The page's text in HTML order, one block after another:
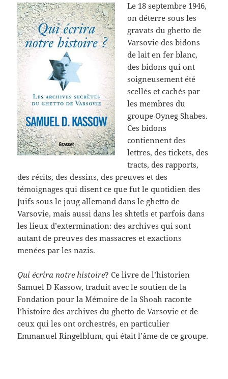
Le 18 septembre 1946,
on déterre sous les
gravats du ghetto de
Varsovie des bidons
de lait en fer blanc,
des bidons qui ont
soigneusement été
scellés et cachés par
les membres du
groupe Oyneg Shabes.
Ces bidons
contiennent des
lettres, des tickets, des
tracts, des rapports,
des récits, des dessins, des preuves et des
témoignages qui disent ce que fut le quotidien des
Juifs sous le joug allemand dans le ghetto de
Varsovie, mais aussi dans les shtetls et parfois dans
les lieux d’extermination: des archives qui sont
autant de preuves des massacres et exactions
menées par les nazis.
Qui écrira notre histoire? Ce livre de l’historien
Samuel D Kassow, traduit avec le soutien de la
Fondation pour la Mémoire de la Shoah raconte
l’histoire des archives du ghetto de Varsovie et de
ceux qui les ont orchestrés, en particulier
Emmanuel Ringelblum, qui était l’âme de ce groupe.